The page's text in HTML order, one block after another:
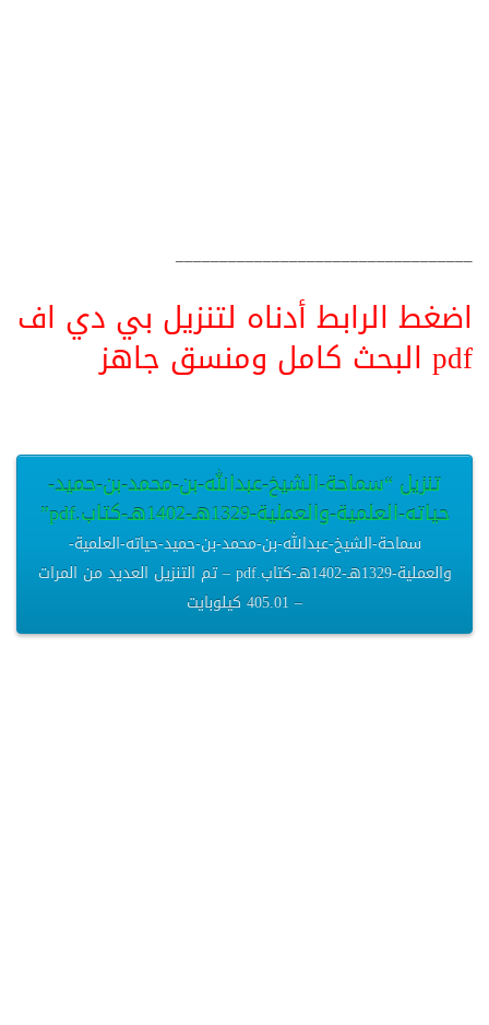
__________________________________
اضغط الرابط أدناه لتنزيل بي دي اف
pdf البحث كامل ومنسق جاهز
تنزيل “سماحة-الشيخ-عبدالله-بن-محمد-بن-حميد-
حياته-العلمية-والعملية-1329هـ-1402هـ-كتاب.pdf”
سماحة-الشيخ-عبدالله-بن-محمد-بن-حميد-حياته-العلمية-
والعملية-1329هـ-1402هـ-كتاب.pdf – تم التنزيل العديد من المرات
– 405.01 كيلوبايت